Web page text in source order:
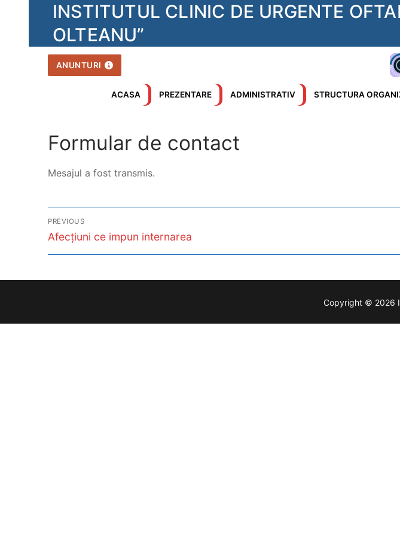
INSTITUTUL CLINIC DE URGENTE
OLTEANU”
ANUNTURI
ACASA PREZENTARE ADMINISTRATIV STRUCTURA
Formular de contact
Mesajul a fost transmis.
Post
navigation
PREVIOUS
Previous
Afecțiuni ce impun internarea
Copyright © 2026